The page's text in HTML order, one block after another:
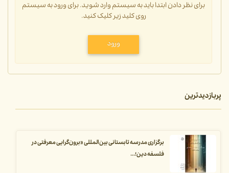
برای نظر دادن ابتدا باید به سیستم وارد شوید. برای ورود به سیستم
روی کلید زیر کلیک کنید.
ورود
پربازدیدترین
برگزاری مدرسه تابستانی بین‌المللی «برون‌گرایی معرفتی در
فلسفه دین؛...